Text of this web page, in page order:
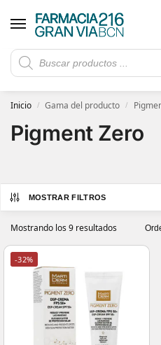
Rebajas de verano
5€ de descuento con el cupón
Inicio / Gama del producto /
Pigment Zero
MOSTRAR FILTROS
Mostrando los 9 resultados
-32%